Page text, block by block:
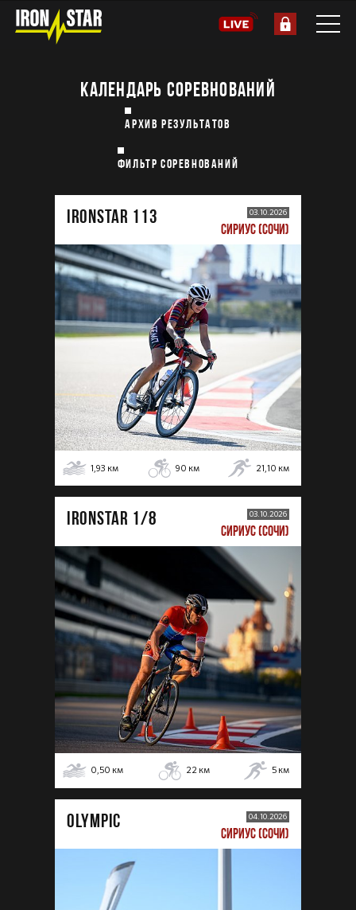
КАЛЕНДАРЬ СОРЕВНОВАНИЙ
АРХИВ РЕЗУЛЬТАТОВ
ФИЛЬТР СОРЕВНОВАНИЙ
IRONSTAR 113 03.10.2026
СИРИУС (СОЧИ)
1,93 км 90 км 21,10 км
IRONSTAR 1/8 03.10.2026
СИРИУС (СОЧИ)
0,50 км 22 км 5 км
OLYMPIC 04.10.2026
СИРИУС (СОЧИ)